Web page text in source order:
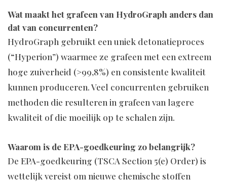
Wat maakt het grafeen van HydroGraph anders dan
dat van concurrenten?
HydroGraph gebruikt een uniek detonatieproces
(“Hyperion”) waarmee ze grafeen met een extreem
hoge zuiverheid (>99,8%) en consistente kwaliteit
kunnen produceren. Veel concurrenten gebruiken
methoden die resulteren in grafeen van lagere
kwaliteit of die moeilijk op te schalen zijn.
Waarom is de EPA-goedkeuring zo belangrijk?
De EPA-goedkeuring (TSCA Section 5(e) Order) is
wettelijk vereist om nieuwe chemische stoffen